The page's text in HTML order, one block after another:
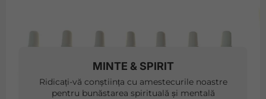
MINTE & SPIRIT
Ridicați-vă conștiința cu amestecurile noastre
pentru bunăstarea spirituală și mentală